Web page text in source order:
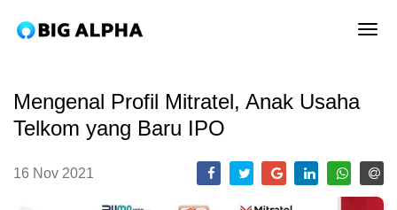
Mengenal Profil Mitratel, Anak Usaha
Telkom yang Baru IPO
16 Nov 2021